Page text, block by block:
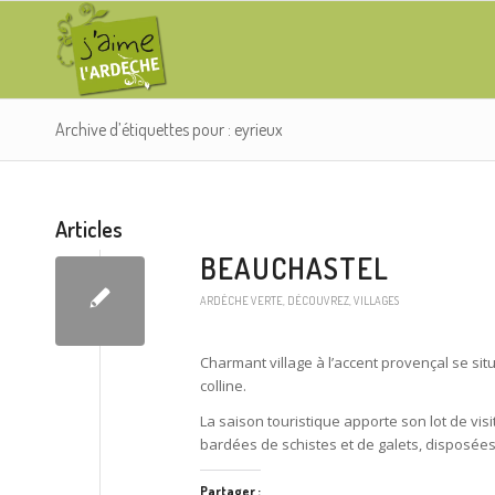
Archive d’étiquettes pour : eyrieux
Articles
BEAUCHASTEL
ARDÈCHE VERTE DÉCOUVREZ VILLAGES
Charmant village à l’accent provençal se
colline.
La saison touristique apporte son lot de
bardées de schistes et de galets,
Partager :